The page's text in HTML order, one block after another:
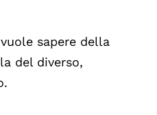
sapere della
del diverso,